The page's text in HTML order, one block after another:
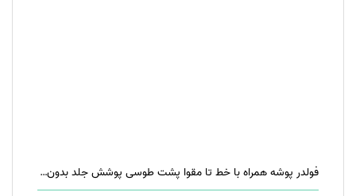
فولدر پوشه همراه با خط تا مقوا پشت طوسی پوشش جلد بدون پوشش افست دو رنگ (قرمز و مشکی)